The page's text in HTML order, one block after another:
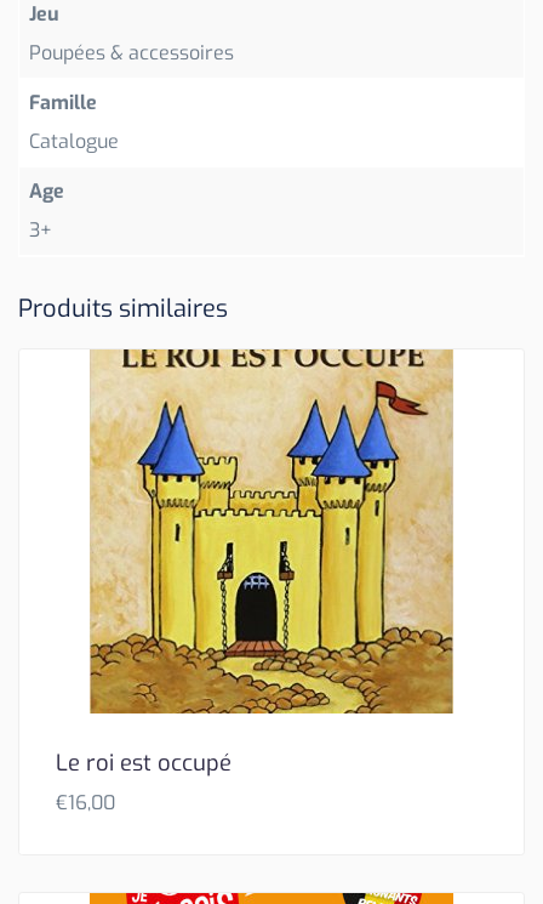
Jeu
Poupées & accessoires
Famille
Catalogue
Age
3+
Produits similaires
Le roi est occupé
€16,00